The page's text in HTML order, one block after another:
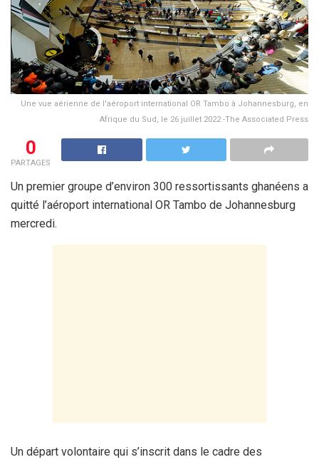
Une vue aérienne de l'aéroport international OR Tambo à Johannesburg, en
Afrique du Sud, le 26 juillet 2022 -The Associated Press
0
PARTAGES
Un premier groupe d’environ 300 ressortissants ghanéens a
quitté l’aéroport international OR Tambo de Johannesburg
mercredi.
Un départ volontaire qui s’inscrit dans le cadre des